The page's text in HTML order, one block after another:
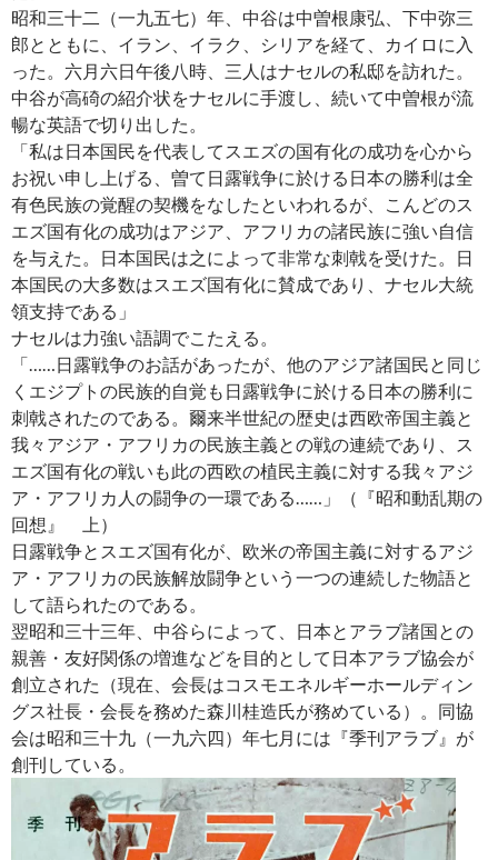
昭和三十二（一九五七）年、中谷は中曽根康弘、下中弥三
郎とともに、イラン、イラク、シリアを経て、カイロに入
った。六月六日午後八時、三人はナセルの私邸を訪れた。
中谷が高碕の紹介状をナセルに手渡し、続いて中曽根が流
暢な英語で切り出した。
「私は日本国民を代表してスエズの国有化の成功を心から
お祝い申し上げる、曽て日露戦争に於ける日本の勝利は全
有色民族の覚醒の契機をなしたといわれるが、こんどのス
エズ国有化の成功はアジア、アフリカの諸民族に強い自信
を与えた。日本国民は之によって非常な刺戟を受けた。日
本国民の大多数はスエズ国有化に賛成であり、ナセル大統
領支持である」
ナセルは力強い語調でこたえる。
「……日露戦争のお話があったが、他のアジア諸国民と同じ
くエジプトの民族的自覚も日露戦争に於ける日本の勝利に
刺戟されたのである。爾来半世紀の歴史は西欧帝国主義と
我々アジア・アフリカの民族主義との戦の連続であり、ス
エズ国有化の戦いも此の西欧の植民主義に対する我々アジ
ア・アフリカ人の闘争の一環である……」（『昭和動乱期の
回想』 上）
日露戦争とスエズ国有化が、欧米の帝国主義に対するアジ
ア・アフリカの民族解放闘争という一つの連続した物語と
して語られたのである。
翌昭和三十三年、中谷らによって、日本とアラブ諸国との
親善・友好関係の増進などを目的として日本アラブ協会が
創立された（現在、会長はコスモエネルギーホールディン
グス社長・会長を務めた森川桂造氏が務めている）。同協
会は昭和三十九（一九六四）年七月には『季刊アラブ』が
創刊している。